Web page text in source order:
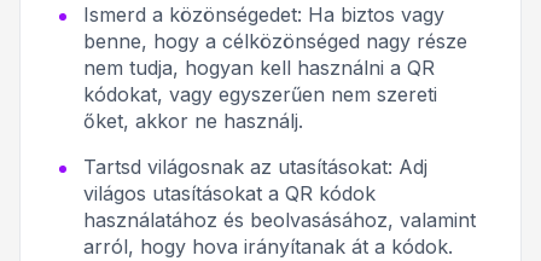
Ismerd a közönségedet: Ha biztos vagy
benne, hogy a célközönséged nagy része
nem tudja, hogyan kell használni a QR
kódokat, vagy egyszerűen nem szereti
őket, akkor ne használj.
Tartsd világosnak az utasításokat: Adj
világos utasításokat a QR kódok
használatához és beolvasásához, valamint
arról, hogy hova irányítanak át a kódok.